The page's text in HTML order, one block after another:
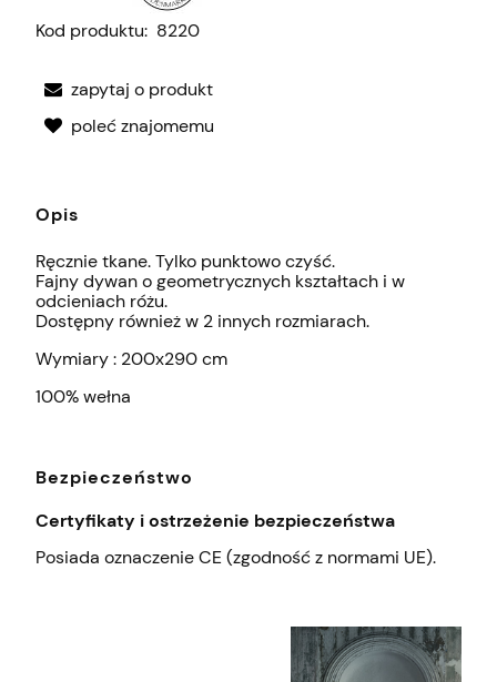
Kod produktu: 8220
zapytaj o produkt
poleć znajomemu
Opis
Ręcznie tkane. Tylko punktowo czyść.
Fajny dywan o geometrycznych kształtach i w
odcieniach różu.
Dostępny również w 2 innych rozmiarach.
Wymiary : 200x290 cm
100% wełna
Bezpieczeństwo
Certyfikaty i ostrzeżenie bezpieczeństwa
Posiada oznaczenie CE (zgodność z normami UE).